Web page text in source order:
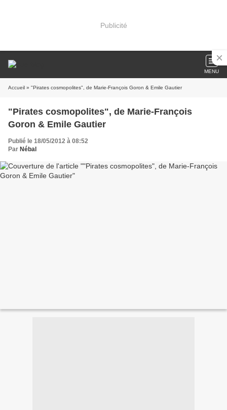
Publicité
MENU
Accueil » "Pirates cosmopolites", de Marie-François Goron & Emile Gautier
"Pirates cosmopolites", de Marie-François
Goron & Emile Gautier
Publié le 18/05/2012 à 08:52
Par Nébal